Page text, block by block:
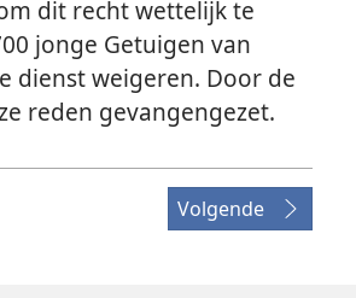
dit recht wettelijk te
jonge Getuigen van
dienst weigeren. Door de
reden gevangengezet.
Volgende